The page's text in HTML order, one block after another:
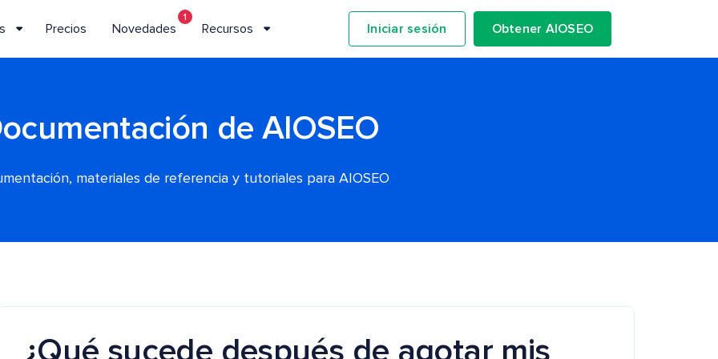
Precios Novedades
1
Recursos Iniciar sesión Obtener AIOSEO
de AIOSEO
materiales de referencia y tutoriales para AIOSEO
¿Qué sucede después de agotar mis